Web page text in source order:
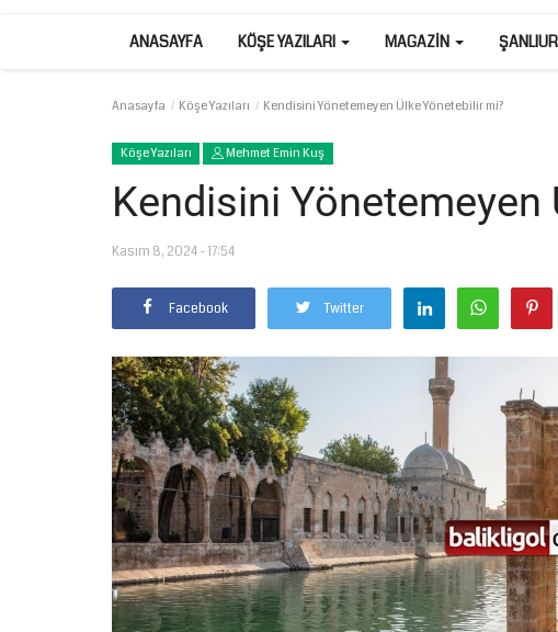
ANASAYFA KÖŞE YAZILARI MAGAZIN
Anasayfa Köşe Yazıları Kendisini Yönetemeyen Ülke Yönetebilir mi?
Köşe Yazıları Mehmet Emin Kuş
Kendisini Yönetemeyen
Kasım 8, 2024 - 17:54
Facebook Twitter